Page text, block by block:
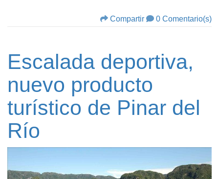
Compartir 0 Comentario(s)
Escalada deportiva,
nuevo producto
turístico de Pinar del
Río